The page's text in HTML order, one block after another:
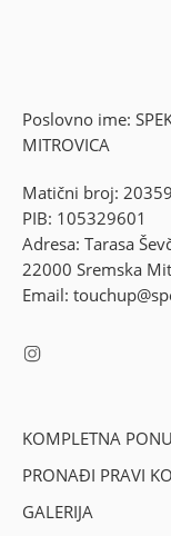
Poslovno ime:
MITROVICA
Matični broj:
PIB: 105329601
Adresa: Tarasa
22000 Sremska
Email:
KOMPLETNA
PRONAĐI PRAVI
GALERIJA